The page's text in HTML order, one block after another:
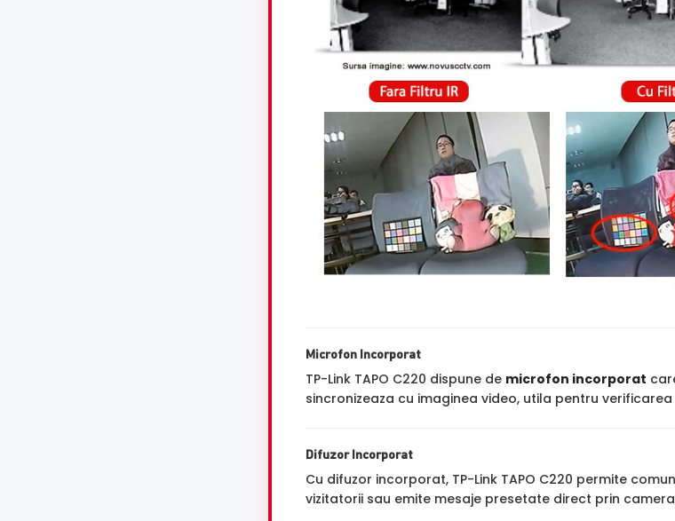
Microfon Incorporat
TP-Link TAPO C220 dispune de microfon incorporat
sincronizeaza cu imaginea video, utila pentru
Difuzor Incorporat
Cu difuzor incorporat, TP-Link TAPO C220 permite
vizitatorii sau emite mesaje presetate direct prin